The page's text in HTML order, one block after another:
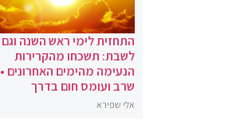
התחזית לימי ראש השנה וגם
לשבת: תשכחו מהקרירות
הנעימה מהימים האחרונים •
שרב ועומס חום בדרך
אלי שפירא